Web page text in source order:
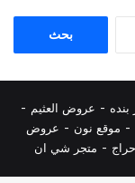
بنده - عروض العثيم -
- موقع نون - عروض
- متجر شي ان